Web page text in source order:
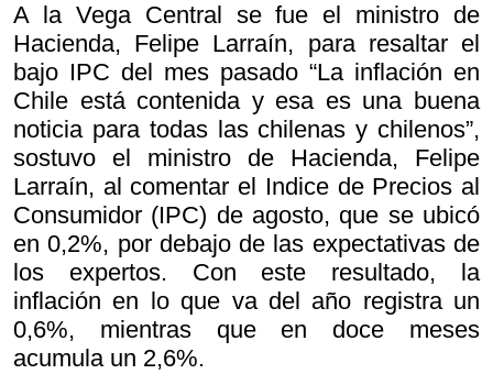
A la Vega Central se fue el ministro de
Hacienda, Felipe Larraín, para resaltar el
bajo IPC del mes pasado “La inflación en
Chile está contenida y esa es una buena
noticia para todas las chilenas y chilenos”,
sostuvo el ministro de Hacienda, Felipe
Larraín, al comentar el Indice de Precios al
Consumidor (IPC) de agosto, que se ubicó
en 0,2%, por debajo de las expectativas de
los expertos. Con este resultado, la
inflación en lo que va del año registra un
0,6%, mientras que en doce meses
acumula un 2,6%.